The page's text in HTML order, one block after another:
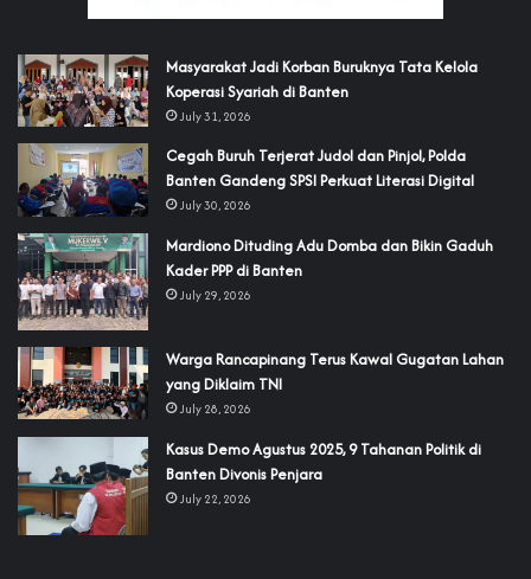
‎Masyarakat Jadi Korban Buruknya Tata Kelola
Koperasi Syariah di Banten
July 31, 2026
Cegah Buruh Terjerat Judol dan Pinjol, Polda
Banten Gandeng SPSI Perkuat Literasi Digital
July 30, 2026
‎Mardiono Dituding Adu Domba dan Bikin Gaduh
Kader PPP di Banten
July 29, 2026
‎Warga Rancapinang Terus Kawal Gugatan Lahan
yang Diklaim TNI‎‎
July 28, 2026
‎Kasus Demo Agustus 2025, 9 Tahanan Politik di
Banten Divonis Penjara
July 22, 2026